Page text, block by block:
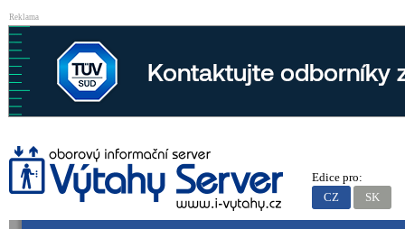
Reklama
Edice pro:
CZ
SK